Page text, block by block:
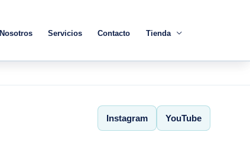
Nosotros Servicios Contacto Tienda
Instagram YouTube